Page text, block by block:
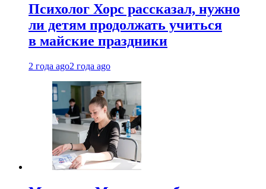
Психолог Хорс рассказал, нужно
ли детям продолжать учиться
в майские праздники
2 года ago2 года ago